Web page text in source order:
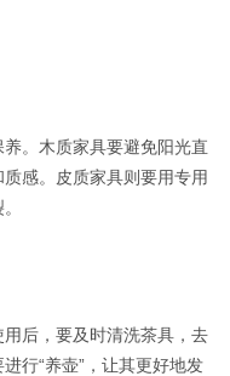
。木质家具要避免阳光直
感。皮质家具则要用专用
后，要及时清洗茶具，去
行“养壶”，让其更好地发